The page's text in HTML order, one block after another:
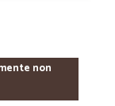
non